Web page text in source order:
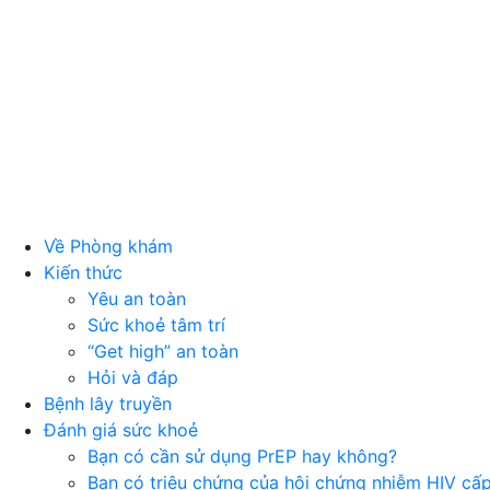
Về Phòng khám
Kiến thức
Yêu an toàn
Sức khoẻ tâm trí
“Get high” an toàn
Hỏi và đáp
Bệnh lây truyền
Đánh giá sức khoẻ
Bạn có cần sử dụng PrEP hay không?
Bạn có triệu chứng của hội chứng nhiễm HIV